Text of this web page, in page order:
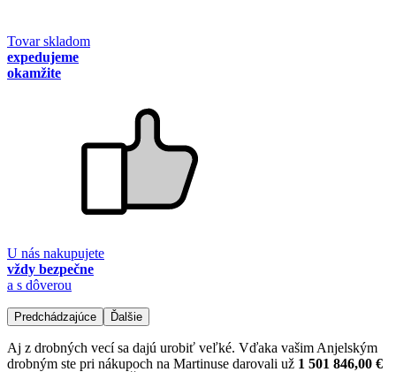
Tovar skladom
expedujeme
okamžite
U nás nakupujete
vždy bezpečne
a s dôverou
Predchádzajúce Ďalšie
Aj z drobných vecí sa dajú urobiť veľké. Vďaka vašim Anjelským
drobným ste pri nákupoch na Martinuse darovali už 1 501 846,00 €